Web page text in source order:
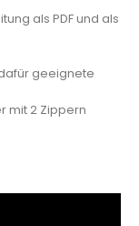
als PDF und als
geeignete
mit 2 Zippern